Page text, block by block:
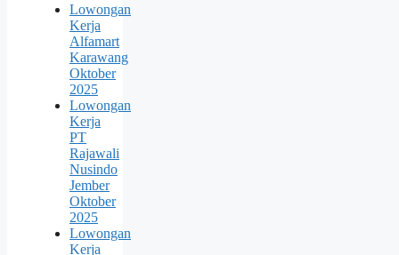
Lowongan
Kerja
Alfamart
Karawang
Oktober
2025
Lowongan
Kerja
PT
Rajawali
Nusindo
Jember
Oktober
2025
Lowongan
Kerja